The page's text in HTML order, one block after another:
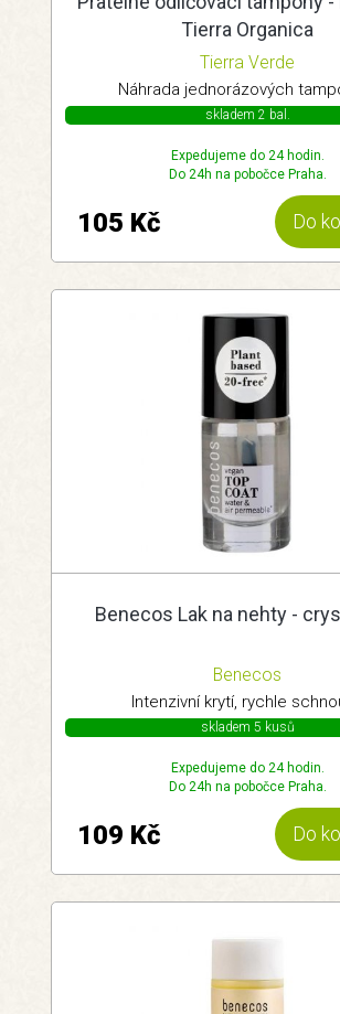
Tierra Organica
Tierra Verde
Náhrada jednorázových
skladem 2 bal.
Expedujeme do 24 hodin.
Do 24h na pobočce Praha.
Do
105 Kč
Benecos Lak na nehty -
Benecos
Intenzivní krytí, rychle
skladem 5 kusů
Expedujeme do 24 hodin.
Do 24h na pobočce Praha.
Do
109 Kč